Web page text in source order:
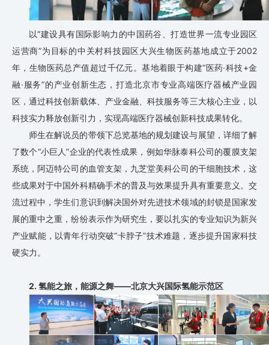
以“建设具有国际影响力的中国药谷、打造世界一流专业园区
运营商”为目标的中关村科技园区大兴生物医药基地成立于2002
年，生物医药总产值超过千亿元。基地着眼于构建“医药·科技+金
融·服务”的产业创新生态，打造北京市专业高端医疗器械产业园
区，通过科技创新载体、产业金融、科技服务等三大核心主业，以
科技实力释放创新引力，实现高端医疗器械创新科技成果转化。
师生在解说员的带领下总览基地的规划建设与展望，详细了解
了数个“小巨人”企业的代表性成果，例如华脉泰科公司的覆膜支架
系统，阿迈特公司的血管支架，九芝堂美科公司的干细胞技术，这
些成果对于中国外科精确手术的普及与效果提升具有重要意义。交
流过程中，学生们意识到解决国外对先进技术领域的封锁是国家发
展的重中之重，纷纷表示作为研究生，要以扎实的专业知识为新兴
产业赋能，以青年行动突破“卡脖子”技术难题，逐步提升国家科技
硬实力。
2. 氢能之旅，能源之舞——北京大兴国际氢能示范区